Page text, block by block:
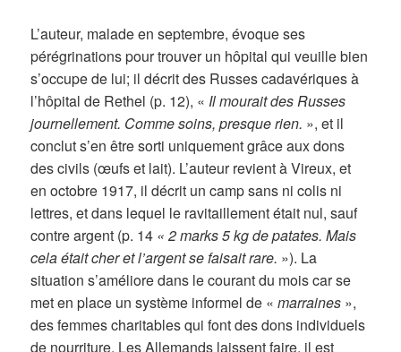
L’auteur, malade en septembre, évoque ses
pérégrinations pour trouver un hôpital qui veuille bien
s’occupe de lui; il décrit des Russes cadavériques à
l’hôpital de Rethel (p. 12), « Il mourait des Russes
journellement. Comme soins, presque rien. », et il
conclut s’en être sorti uniquement grâce aux dons
des civils (œufs et lait). L’auteur revient à Vireux, et
en octobre 1917, il décrit un camp sans ni colis ni
lettres, et dans lequel le ravitaillement était nul, sauf
contre argent (p. 14 « 2 marks 5 kg de patates. Mais
cela était cher et l’argent se faisait rare. »). La
situation s’améliore dans le courant du mois car se
met en place un système informel de «marraines »,
des femmes charitables qui font des dons individuels
de nourriture. Les Allemands laissent faire, il est